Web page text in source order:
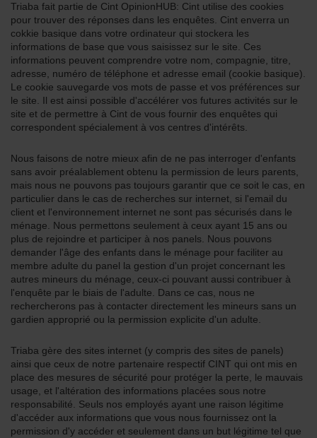
Triaba fait partie de Cint OpinionHUB: Cint utilise des cookies
pour trouver des réponses dans les enquêtes. Cint enverra un
cokkie basique dans votre ordinateur qui stockera les
informations de base que vous saisissez sur le site. Ces
informations peuvent comprendre votre nom, compagnie, titre,
adresse, numéro de téléphone et adresse email (cookie basique).
Le cookie sauvegarde vos mots de passe et vos préférences sur
le site. Il est ainsi possible d'accélérer vos futures activités sur le
site et de permettre à Cint de vous fournir des enquêtes qui
correspondent spécialement à vos centres d'intérêts.
Nous faisons de notre mieux afin de ne pas interroger d'enfants
sans avoir préalablement obtenu la permission de leurs parents,
mais nous ne pouvons pas toujours garantir que ce soit le cas, en
particulier dans le cas de recherches sur internet, si l'email du
client et l'environnement internet ne sont pas sécurisés dans le
ménage. Nous permettons seulement à ceux ayant 15 ans ou
plus de rejoindre et participer à nos panels. Nous pouvons
demander l'âge des enfants dans le ménage pour faciliter au
membre adulte du panel la gestion d'un projet concernant les
autres mineurs du ménage, ceux-ci pouvant aussi contribuer à
l'enquête par le biais de l'adulte. Dans ce cas, nous ne
rechercherons pas à contacter directement les mineurs sans un
gardien approprié ou la permission explicite d'un adulte.
Triaba gère des sites internet (y compris des sites de panels)
ainsi que ceux de notre partenaire respectif CINT qui ont mis en
place des mesures de sécurité pour protéger la perte, le mauvais
usage, et l'altération des informations placées sous notre
responsabilité. Seuls nos employés ayant une raison légitime
d'accéder aux informations que vous nous fournissez ont la
permission d'y accéder et seulement dans un but légitime tel que